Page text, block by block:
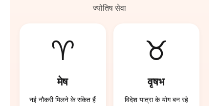
ज्योतिष सेवा
♈
मेष
नई नौकरी मिलने के संकेत हैं
♉
वृषभ
विदेश यात्रा के योग बन रहे